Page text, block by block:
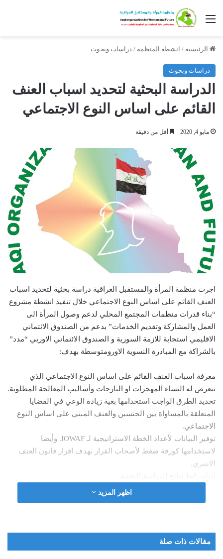
القائمة
الرئيسية / انشطة المنظمة / دراسات وبحوث
دراسات وبحوث
الدراسة البحثية لتحديد اسباب العنف
القائم على اساس النوع الاجتماعي
مايو 4, 2020 أقل من دقيقة
اجرت منظمة المرأة والمستقبل العراقية دراسة بحثية لتحديد اسباب
العنف القائم على اساس النوع الاجتماعي خلال تنفيذ انشطة مشروع
“بناء قدرات منظمات المجتمع المحلي لدعم وصول المرأة الى
العمل والمشاركة وتقديم الخدمات” بدعم من الصندوق الائتماني
الاقليمي استجابة للازمة السورية و الصندوق الائتماني الاوربي “مدد”
بالشراكة مع المبادرة النسوية الاورومتوسطة بهدف:
معرفة اسباب العنف القائم على اساس النوع الاجتماعي الذي
تتعرض له النساء المهجرات او النازحات وأساليب المعالجة المطلوبة.
تحديد الطرق الواجب استخدامها بغية زيادة الوعي في القضايا
المتعلقة بالمساواة بين الجنسين والعنف المبني على اساس النوع
الاجتماعي.
توفير البيانات لأعداد الخطة الاستراتيجية لـ IOWAF. وأيضا
لاستخدامها كورقة ضغط لأصحاب القرار بهدف اقرار قانون العنف
الاسري.
https://drive.google.com/drive/my-drive
اظهر المزيد
مقالات ذات صلة